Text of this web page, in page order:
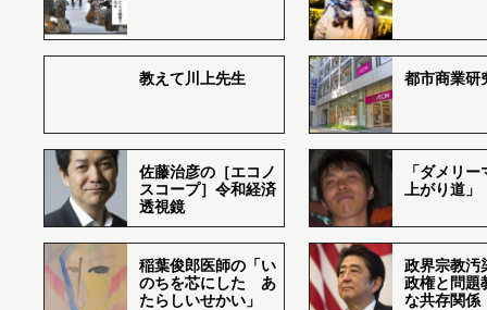
教えて川上先生 都市商業研
佐藤治彦の［エコノ
スコープ］令和経済
透視鏡
「ダメリ
上がり道」
稲葉俊郎医師の「い
のちを芯にした あ
たらしいせかい」
政界宗教汚
政権と問題
な共存関係